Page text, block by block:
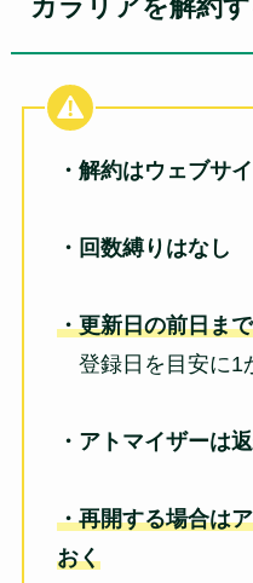
カラリアを解約
・解約はウェブサ
・回数縛りはなし
・更新日の前日ま
登録日を目安に1
・アトマイザーは
・再開する場合は
おく